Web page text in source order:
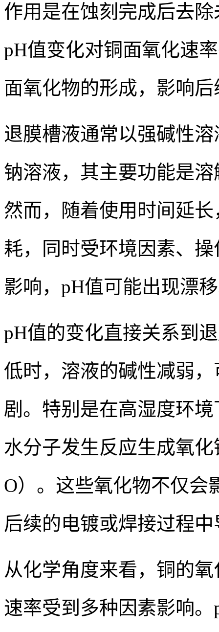
作用是在蚀刻完成后去
pH值变化对铜面氧化速
面氧化物的形成，影响
退膜槽液通常以强碱性
钠溶液，其主要功能是
然而，随着使用时间延
耗，同时受环境因素、
影响，pH值可能出现漂
pH值的变化直接关系到
低时，溶液的碱性减弱
剧。特别是在高湿度环
水分子发生反应生成氧
O）。这些氧化物不仅会
后续的电镀或焊接过程
从化学角度来看，铜的
速率受到多种因素影响